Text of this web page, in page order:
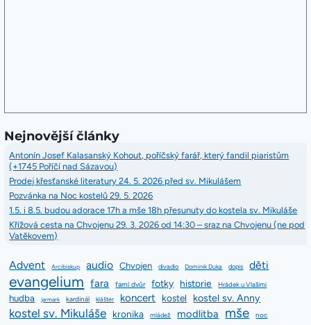
Nejnovější články
Antonín Josef Kalasanský Kohout, poříčský farář, který fandil piaristům
(+1745 Poříčí nad Sázavou)
Prodej křesťanské literatury 24. 5. 2026 před sv. Mikulášem
Pozvánka na Noc kostelů 29. 5. 2026
1.5. i 8.5. budou adorace 17h a mše 18h přesunuty do kostela sv. Mikuláše
Křížová cesta na Chvojenu 29. 3. 2026 od 14:30 – sraz na Chvojenu (ne pod
Vatěkovem)
Advent Arcibiskup audio Chvojen divadlo Dominik Duka dopis děti
evangelium fara farní dvůr fotky historie Hrádek u Vlašimi
hudba jarmark kardinál klášter koncert kostel kostel sv. Anny
kostel sv. Mikuláše kronika mládež modlitba mše noc